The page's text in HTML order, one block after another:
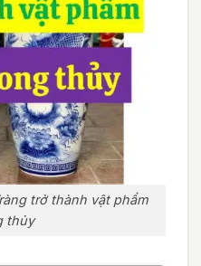
trở thành vật phẩm
thủy